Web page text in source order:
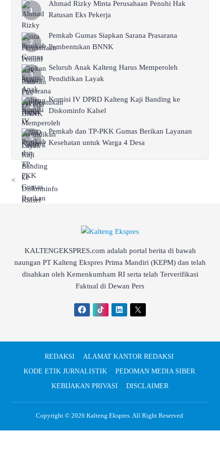
Ahmad Rizky Minta Perusahaan Penuhi Hak
Ratusan Eks Pekerja
Pemkab Gumas Siapkan Sarana Prasarana
Pembentukan BNNK
Seluruh Anak Kalteng Harus Memperoleh
Pendidikan Layak
Komisi IV DPRD Kalteng Kaji Banding ke
Diskominfo Kalsel
Pemkab dan TP-PKK Gumas Berikan Layanan
Kesehatan untuk Warga 4 Desa
<
KALTENGEKSPRES.com adalah portal berita di bawah
naungan PT Kalteng Ekspres Prima Mandiri (KEPM) dan telah
disahkan oleh Kemenkumham RI serta telah Terverifikasi
Faktual di Dewan Pers
REDAKSI
ALAMAT KANTOR REDAKSI
KODE ETIK JURNALISTIK
PEDOMAN MEDIA SIBER
KEBIJAKAN PRIVASI
DISCLAIMER
Copyright © 2026 Kalteng Ekspres. All Right Reserved.